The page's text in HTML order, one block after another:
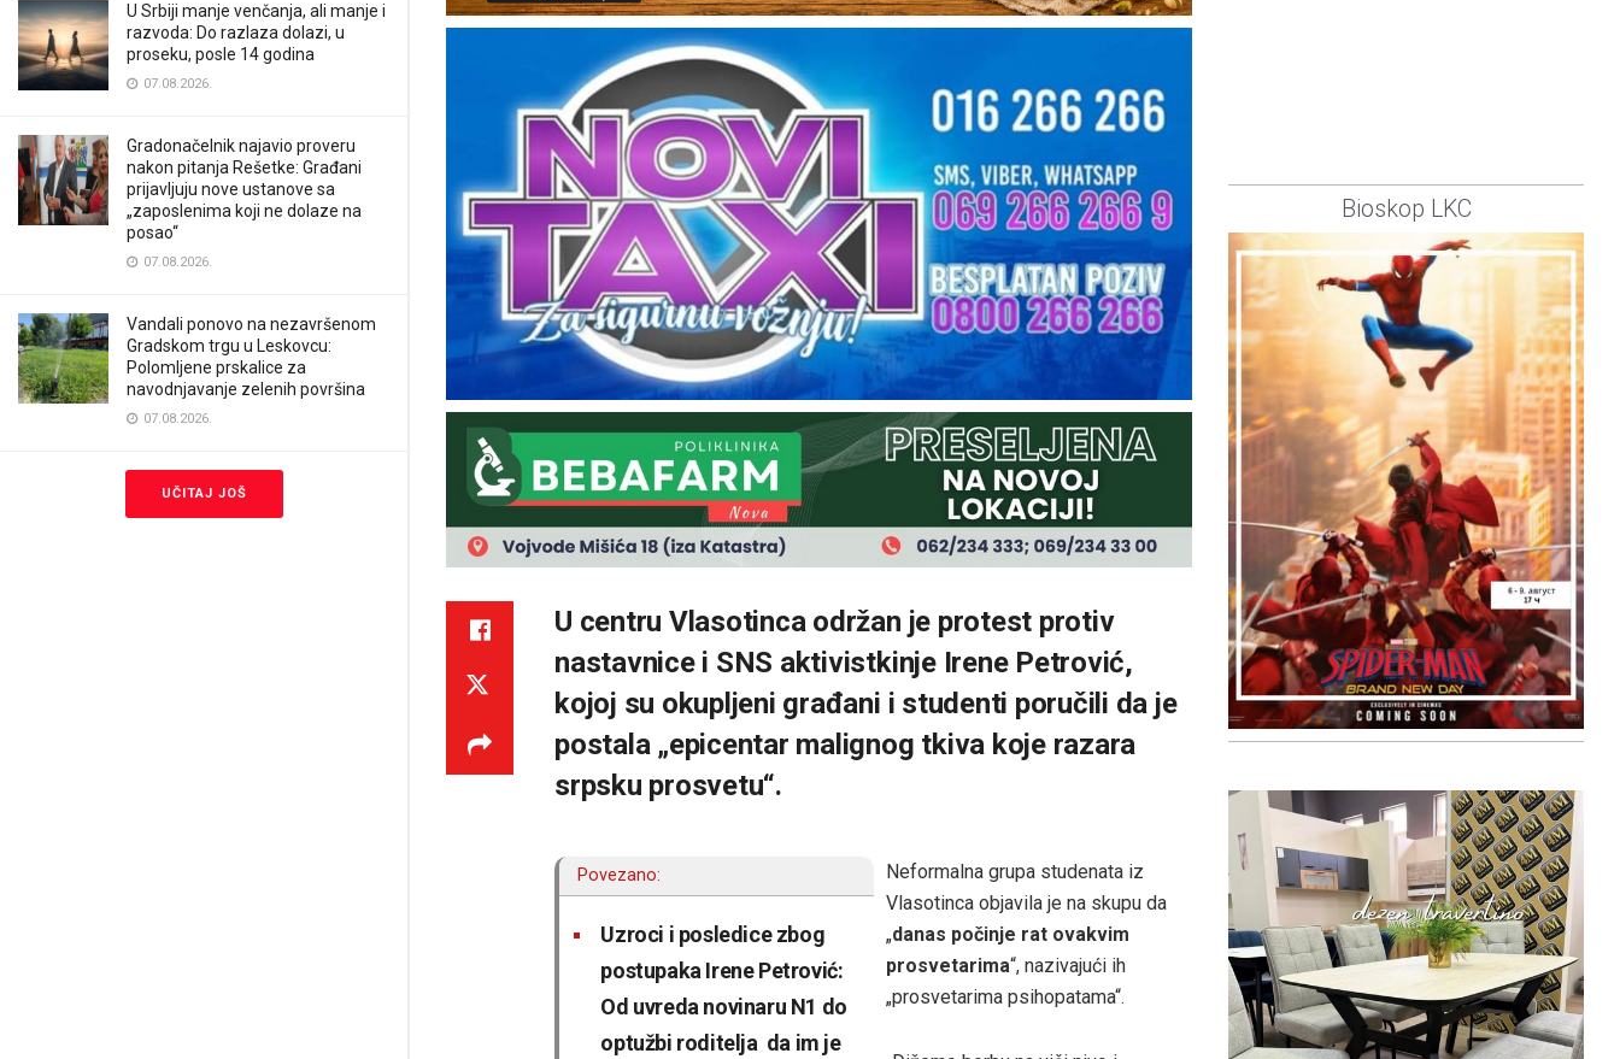
U Srbiji manje venčanja, ali manje i
razvoda: Do razlaza dolazi, u
proseku, posle 14 godina
07.08.2026.
Gradonačelnik najavio proveru
nakon pitanja Rešetke: Građani
prijavljuju nove ustanove sa
„zaposlenima koji ne dolaze na
posao“
07.08.2026.
Vandali ponovo na nezavršenom
Gradskom trgu u Leskovcu:
Polomljene prskalice za
navodnjavanje zelenih površina
07.08.2026.
UČITAJ JOŠ
U centru Vlasotinca održan je protest protiv
nastavnice i SNS aktivistkinje Irene Petrović,
kojoj su okupljeni građani i studenti poručili da je
postala „epicentar malignog tkiva koje razara
srpsku prosvetu“.
Povezano:
Uzroci i posledice zbog
postupaka Irene Petrović:
Od uvreda novinaru N1 do
optužbi roditelja da im je
Neformalna grupa studenata iz
Vlasotinca objavila je na skupu da
„danas počinje rat ovakvim
prosvetarima“, nazivajući ih
„prosvetarima psihopatama“.
Bioskop LKC